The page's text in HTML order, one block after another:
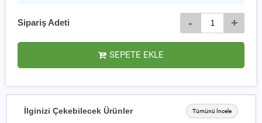
Sipariş Adeti - +
SEPETE EKLE
İlginizi Çekebilecek Ürünler Tümünü İncele